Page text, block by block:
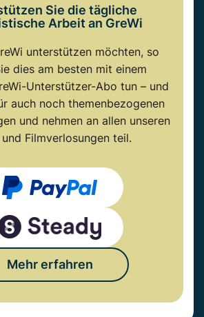
Sie die tägliche
Arbeit an GreWi
unterstützen möchten, so
dies am besten mit einem
Unterstützer-Abo tun – und
auch noch themenbezogenen
und nehmen an allen unseren
Filmverlosungen teil.
Mehr erfahren